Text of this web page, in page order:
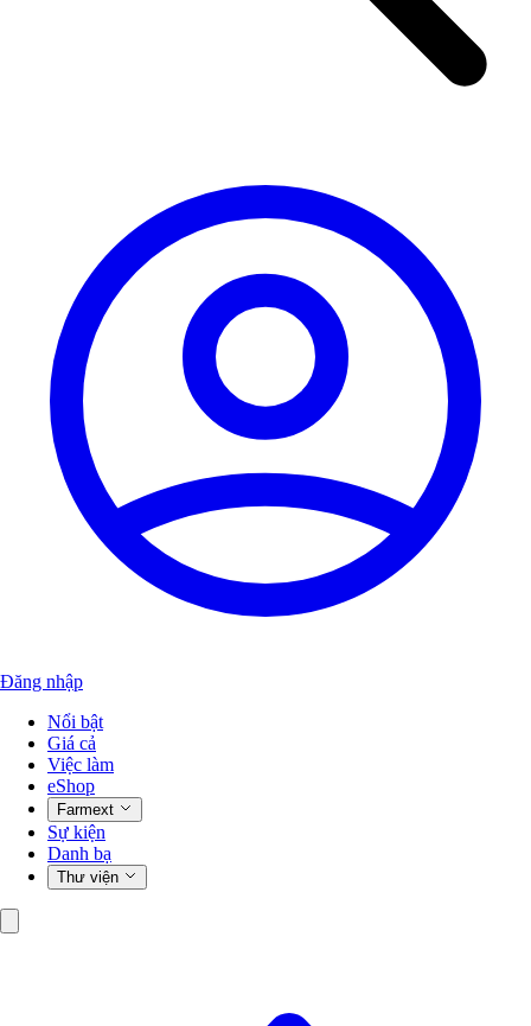
Đăng nhập
Nổi bật
Giá cả
Việc làm
eShop
Farmext
Sự kiện
Danh bạ
Thư viện